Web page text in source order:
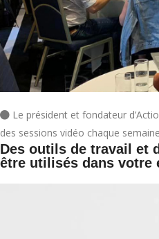
Le président et fondateur
des sessions vidéo chaque semaine
Des outils de travail et
être utilisés dans votre